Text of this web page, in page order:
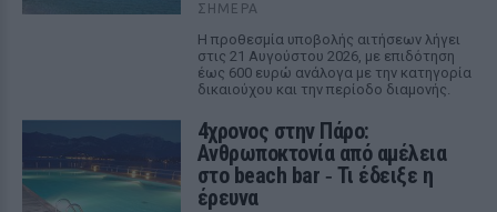
ΣΉΜΕΡΑ
Η προθεσμία υποβολής αιτήσεων λήγει
στις 21 Αυγούστου 2026, με επιδότηση
έως 600 ευρώ ανάλογα με την κατηγορία
δικαιούχου και την περίοδο διαμονής.
4χρονος στην Πάρο:
Ανθρωποκτονία από αμέλεια
στο beach bar ‑ Τι έδειξε η
έρευνα